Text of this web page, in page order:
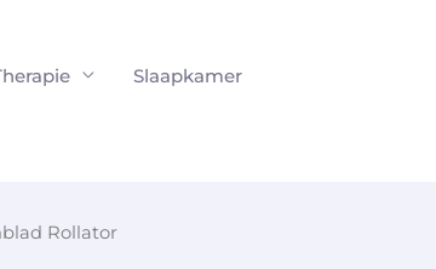
Slaapkamer
Rollator